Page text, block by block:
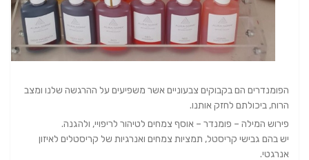
הפומנדרים הם בקבוקים צבעוניים אשר משפיעים על ההרגשה שלנו ומצב
הרוח, ביכולתם לחזק אותנו.
פירוש המילה – פומנדר – אוסף צמחים לטיהור לריפויי, ולהגנה.
יש בהם גבישי קריסטל, תמציות צמחים ואנרגיות של קריסטלים לאיזון
אנרגטי.